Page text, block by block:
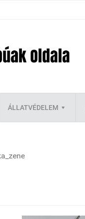
ÁLLATVÉDELEM